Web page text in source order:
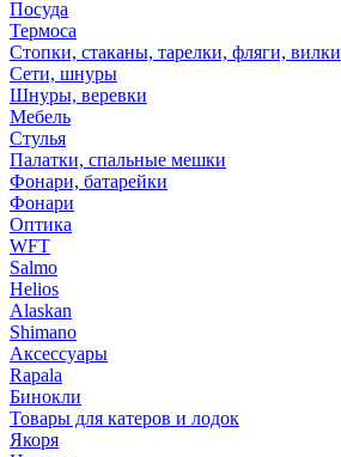
Посуда
Термоса
Стопки, стаканы, тарелки, фляги, вилки
Сети, шнуры
Шнуры, веревки
Мебель
Стулья
Палатки, спальные мешки
Фонари, батарейки
Фонари
Оптика
WFT
Salmo
Helios
Alaskan
Shimano
Аксессуары
Rapala
Бинокли
Товары для катеров и лодок
Якоря